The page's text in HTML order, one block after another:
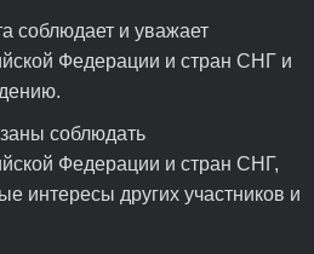
соблюдает и уважает
Федерации и стран СНГ и
соблюдать
Федерации и стран СНГ,
интересы других участников и